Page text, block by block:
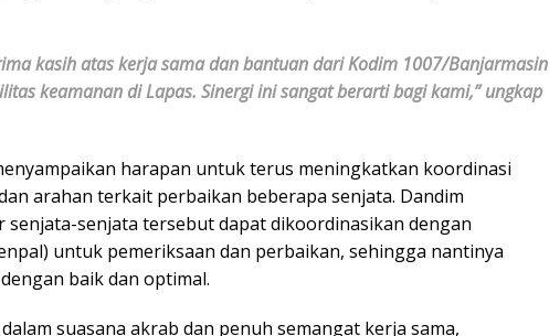
kasih atas kerja sama dan bantuan dari Kodim 1007/Banjarmasin
keamanan di Lapas. Sinergi ini sangat berarti bagi kami,” ungkap
harapan untuk terus meningkatkan koordinasi
arahan terkait perbaikan beberapa senjata. Dandim
senjata-senjata tersebut dapat dikoordinasikan dengan
untuk pemeriksaan dan perbaikan, sehingga nantinya
baik dan optimal.
suasana akrab dan penuh semangat kerja sama,